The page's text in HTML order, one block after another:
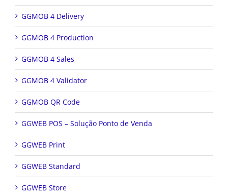
GGMOB 4 Delivery
GGMOB 4 Production
GGMOB 4 Sales
GGMOB 4 Validator
GGMOB QR Code
GGWEB POS – Solução Ponto de Venda
GGWEB Print
GGWEB Standard
GGWEB Store